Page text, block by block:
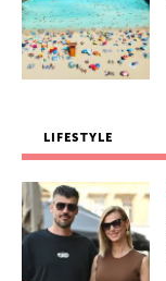
LIFESTYLE